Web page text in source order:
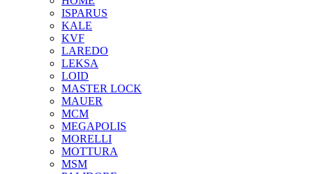
ISPARUS
KALE
KVF
LAREDO
LEKSA
LOID
MASTER LOCK
MAUER
MCM
MEGAPOLIS
MORELLI
MOTTURA
MSM